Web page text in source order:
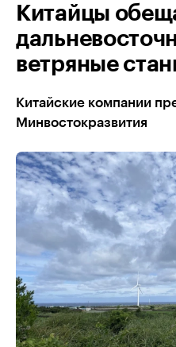
Китайцы
ветряные
Китайские компании
Минвостокразвития